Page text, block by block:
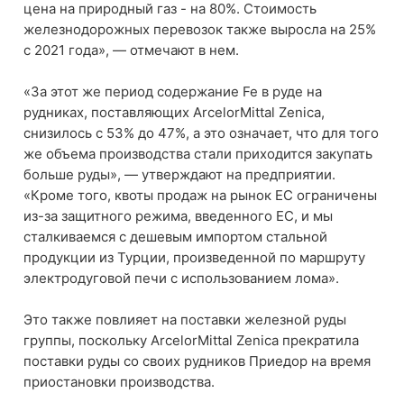
цена на природный газ - на 80%. Стоимость
железнодорожных перевозок также выросла на 25%
с 2021 года», — отмечают в нем.
«За этот же период содержание Fe в руде на
рудниках, поставляющих ArcelorMittal Zenica,
снизилось с 53% до 47%, а это означает, что для того
же объема производства стали приходится закупать
больше руды», — утверждают на предприятии.
«Кроме того, квоты продаж на рынок ЕС ограничены
из-за защитного режима, введенного ЕС, и мы
сталкиваемся с дешевым импортом стальной
продукции из Турции, произведенной по маршруту
электродуговой печи с использованием лома».
Это также повлияет на поставки железной руды
группы, поскольку ArcelorMittal Zenica прекратила
поставки руды со своих рудников Приедор на время
приостановки производства.